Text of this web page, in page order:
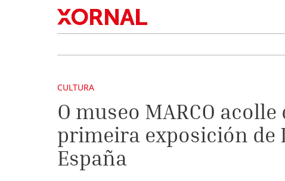
CULTURA
O museo MARCO
primeira exposición de
España